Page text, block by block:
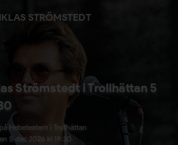
STRÖMSTEDT
Strömstedt i Trollhättan 5
Hebeteatern i Trollhättan
5 dec 2026 kl 19:30